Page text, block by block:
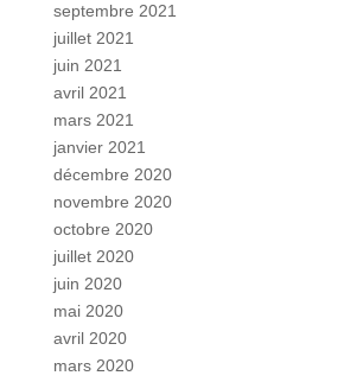
septembre 2021
juillet 2021
juin 2021
avril 2021
mars 2021
janvier 2021
décembre 2020
novembre 2020
octobre 2020
juillet 2020
juin 2020
mai 2020
avril 2020
mars 2020